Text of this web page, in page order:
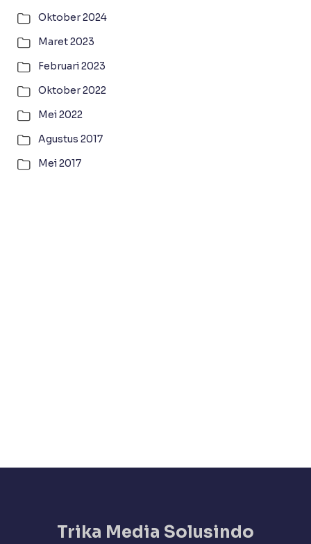
Oktober 2024
Maret 2023
Februari 2023
Oktober 2022
Mei 2022
Agustus 2017
Mei 2017
Trika Media Solusindo